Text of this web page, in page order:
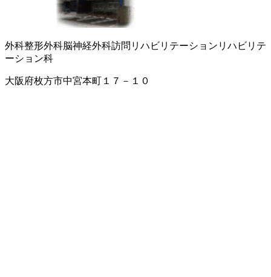
外科整形外科脳神経外科訪問リハビリテーション リハビリテ
ーション科
大阪府枚方市中宮本町１７－１０